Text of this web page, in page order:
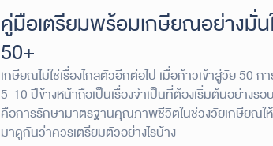
คู่มือเตรียมพร้อมเกษียณอย่างมั่น
50+
เกษียณไม่ใช่เรื่องไกลตัวอีกต่อไป เมื่อก้าวเข้าสู่วัย 50
5-10 ปีข้างหน้าถือเป็นเรื่องจำเป็นที่ต้องเริ่มต้นอย่าง
คือการรักษามาตรฐานคุณภาพชีวิตในช่วงวัยเกษียณใ
มาดูกันว่าควรเตรียมตัวอย่างไรบ้าง